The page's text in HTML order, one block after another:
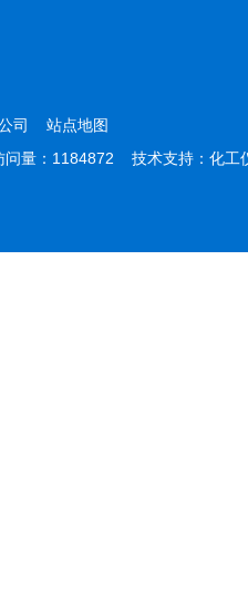
公司 站点地图
量：1184872 技术支持： 化工